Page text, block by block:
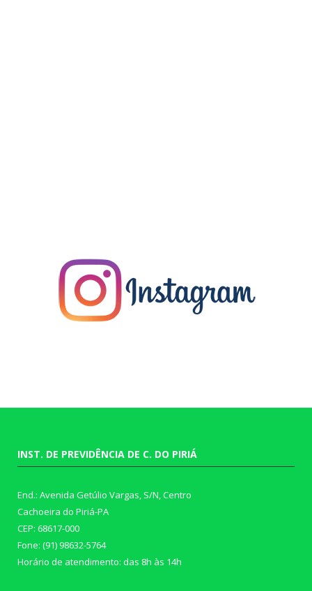
INST. DE PREVIDÊNCIA DE C. DO PIRIÁ
End.: Avenida Getúlio Vargas, S/N, Centro
Cachoeira do Piriá-PA
CEP: 68617-000
Fone: (91) 98632-5764
Horário de atendimento: das 8h às 14h